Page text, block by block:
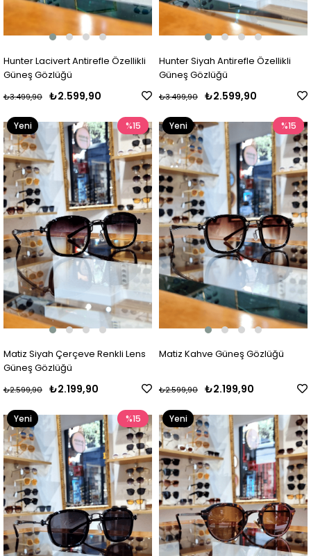
Hunter Lacivert Antirefle Özellikli
Güneş Gözlüğü
₺2.599,90
₺3.499,90
Hunter Siyah Antirefle Özellikli
Güneş Gözlüğü
₺2.599,90
₺3.499,90
Matiz Siyah Çerçeve Renkli Lens
Güneş Gözlüğü
₺2.199,90
₺2.599,90
%15
Yeni
Ürün
Matiz Kahve Güneş Gözlüğü
₺2.199,90
₺2.599,90
%15
Yeni
Ürün
%15
Yeni
Ürün
Yeni
Ürün